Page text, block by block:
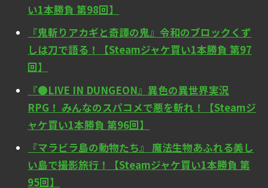
い1本勝負 第98回】
『鬼斬りアカギと奇譚の鬼』令和のブロックくず
しは刀で語る！【Steamジャケ買い1本勝負 第97
回】
『●LIVE IN DUNGEON』異色の異世界実況
RPG！ みんなのスパコメで悪を斬れ！【Steamジ
ャケ買い1本勝負 第96回】
『マラビラ島の動物たち』 魔法生物あふれる美し
い島で撮影旅行！【Steamジャケ買い1本勝負 第
95回】